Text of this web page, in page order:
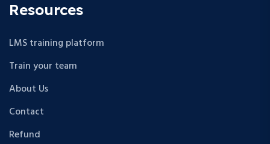
Resources
LMS training platform
Train your team
About Us
Contact
Refund